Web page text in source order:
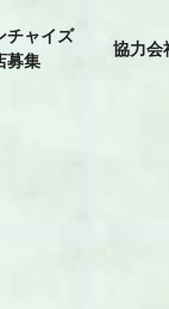
チャイズ
募集
協力会